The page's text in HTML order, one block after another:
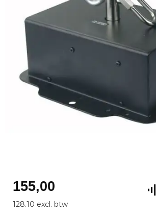
155,00
128.10 excl. btw